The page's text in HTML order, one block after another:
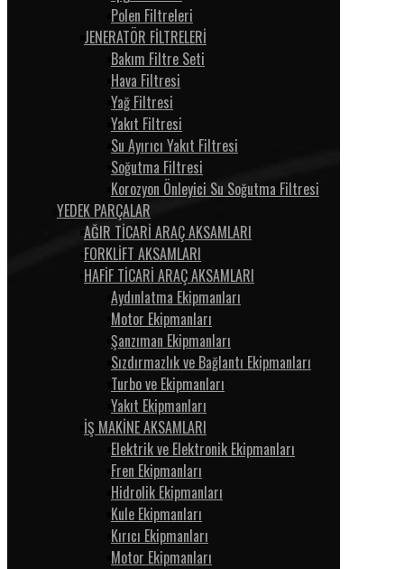
Polen Filtreleri
JENERATÖR FİLTRELERİ
Bakım Filtre Seti
Hava Filtresi
Yağ Filtresi
Yakıt Filtresi
Su Ayırıcı Yakıt Filtresi
Soğutma Filtresi
Korozyon Önleyici Su Soğutma Filtresi
YEDEK PARÇALAR
AĞIR TİCARİ ARAÇ AKSAMLARI
FORKLİFT AKSAMLARI
HAFİF TİCARİ ARAÇ AKSAMLARI
Aydınlatma Ekipmanları
Motor Ekipmanları
Şanzıman Ekipmanları
Sızdırmazlık ve Bağlantı Ekipmanları
Turbo ve Ekipmanları
Yakıt Ekipmanları
İŞ MAKİNE AKSAMLARI
Elektrik ve Elektronik Ekipmanları
Fren Ekipmanları
Hidrolik Ekipmanları
Kule Ekipmanları
Kırıcı Ekipmanları
Motor Ekipmanları